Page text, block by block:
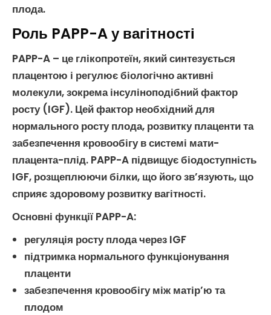
плода.
Роль PAPP-A у вагітності
PAPP-A – це глікопротеїн, який синтезується
плацентою і регулює біологічно активні
молекули, зокремаінсуліноподібний фактор
росту(IGF). Цей фактор необхідний для
нормального росту плода, розвитку плаценти та
забезпечення кровообігу в системі мати-
плацента-плід. PAPP-A підвищує біодоступність
IGF, розщеплюючи білки, що його зв’язують, що
сприяє здоровому розвитку вагітності.
Основні функції PAPP-A:
регуляція росту плода через IGF
підтримка нормального функціонування
плаценти
забезпечення кровообігу між матір’ю та
плодом